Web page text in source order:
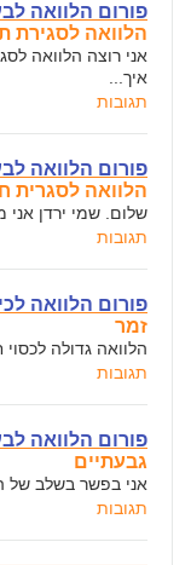
פורום הלוואה
הלוואה לסגירת
אני רוצה הלוואה
איך...
תגובות
פורום הלוואה
הלוואה לסגרית
שלום. שמי ירדן אני
תגובות
פורום הלוואה
זמר
הלוואה גדולה לכסוי
תגובות
פורום הלוואה
גבעתיים
אני בפשר בשלב של הסדר.זקוק ל
תגובות